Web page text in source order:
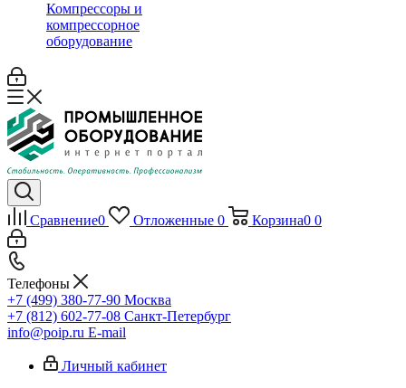
Компрессоры и
компрессорное
оборудование
Сравнение0 Отложенные 0 Корзина0 0
Телефоны
+7 (499) 380-77-90 Москва
+7 (812) 602-77-08 Санкт-Петербург
info@poip.ru E-mail
Личный кабинет